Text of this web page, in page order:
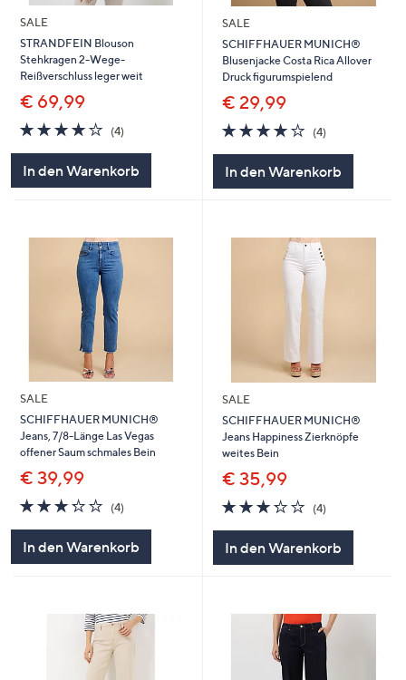
SALE
STRANDFEIN Blouson
Stehkragen 2-Wege-
Reißverschluss leger weit
€ 69,99
3.8
von
(4)
In den Warenkorb
SALE
SCHIFFHAUER MUNICH®
Blusenjacke Costa Rica Allover
Druck figurumspielend
€ 29,99
3.8
von
5
(4)
In den Warenkorb
SALE
SCHIFFHAUER MUNICH®
Jeans, 7/8-Länge Las Vegas
offener Saum schmales Bein
€ 39,99
3.2
von
(4)
In den Warenkorb
SALE
SCHIFFHAUER MUNICH®
Jeans Happiness Zierknöpfe
weites Bein
€ 35,99
3.2
von
5
(4)
In den Warenkorb